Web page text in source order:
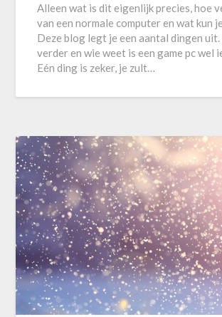
Alleen wat is dit eigenlijk precies, hoe
van een normale computer en wat kun
Deze blog legt je een aantal dingen uit.
verder en wie weet is een game pc wel
Eén ding is zeker, je zult…